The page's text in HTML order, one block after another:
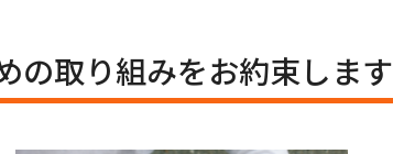
の取り組みをお約束します